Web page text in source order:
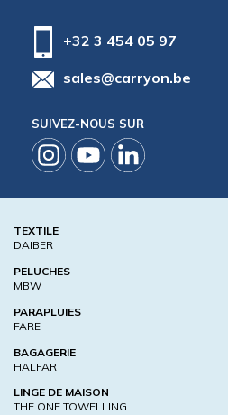
+32 3 454 05 97
sales@carryon.be
SUIVEZ-NOUS SUR
TEXTILE
DAIBER
PELUCHES
MBW
PARAPLUIES
FARE
BAGAGERIE
HALFAR
LINGE DE MAISON
THE ONE TOWELLING